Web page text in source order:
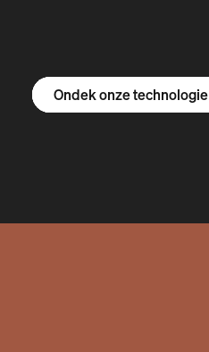
Ontdek de R1S
Ontdek de R1T
Ontdek de bestelbus
Ondek onze technologie